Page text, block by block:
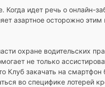
идет речь о онлайн-
азартное осторожно
охране водительских
не только
закачать на
во специфике лотерей